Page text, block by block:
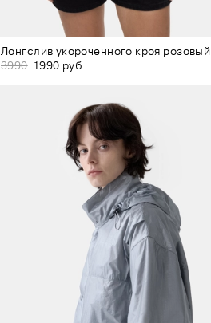
Лонгслив укороченного кроя розовый
3990 1990 руб.